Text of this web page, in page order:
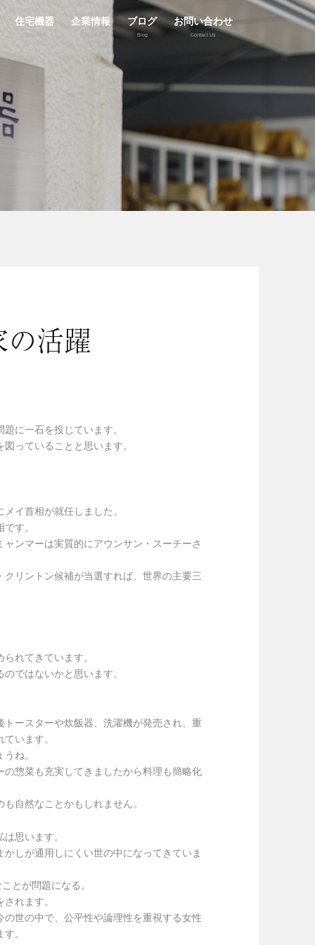
住宅機器 企業情報 ブログ
Blog
お問い合わせ
Contact Us
活躍
に一石を投じています。
っていることと思います。
イ首相が就任しました。
す。
ンマーは実質的にアウンサン・スーチーさ
リントン候補が当選すれば、世界の主要三
れてきています。
ではないかと思います。
ースターや炊飯器、洗濯機が発売され、重
います。
ね。
惣菜も充実してきましたから料理も簡略化
自然なことかもしれません。
思います。
しが通用しにくい世の中になってきていま
とが問題になる。
れます。
世の中で、公平性や論理性を重視する女性
。